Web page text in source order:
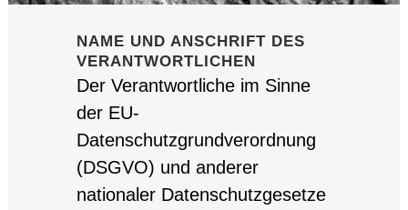
NAME UND ANSCHRIFT DES
VERANTWORTLICHEN
Der Verantwortliche im Sinne
der EU-
Datenschutzgrundverordnung
(DSGVO) und anderer
nationaler Datenschutzgesetze